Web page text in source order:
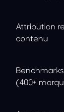
Attribution
contenu
(400+